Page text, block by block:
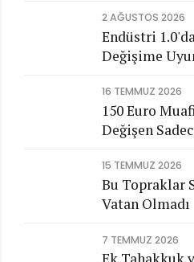
2 AĞUSTOS 2026
Endüstri
Değişime
Bekliyor?
16 TEMMUZ 2026
150 Euro
Değişen
15 TEMMUZ 2026
Bu Topraklar
Vatan Olmadı
7 TEMMUZ 2026